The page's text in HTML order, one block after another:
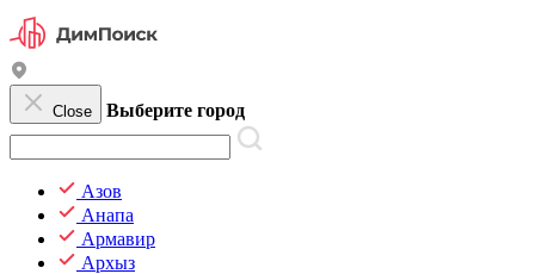
Close Выберите город
Азов
Анапа
Армавир
Архыз